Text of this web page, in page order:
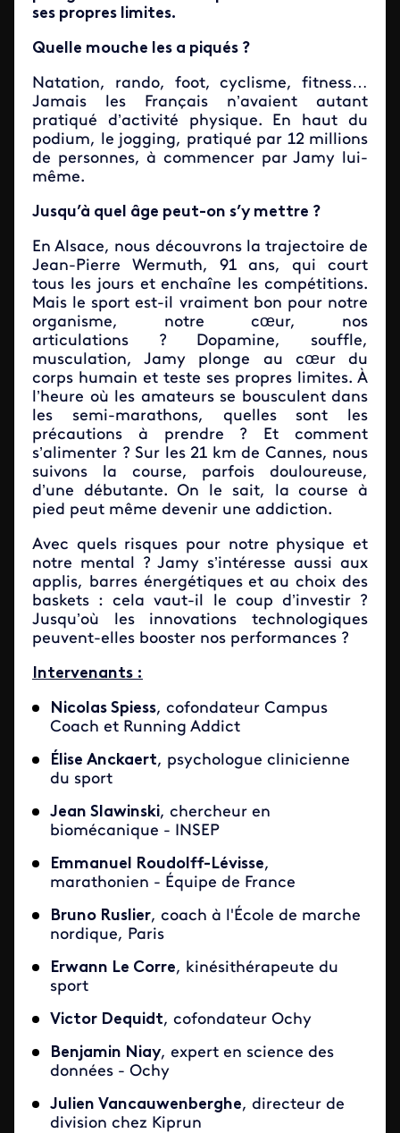
ses propres limites.
Quelle mouche les a piqués ?
Natation, rando, foot, cyclisme, fitness…
Jamais les Français n’avaient autant
pratiqué d’activité physique. En haut du
podium, le jogging, pratiqué par 12 millions
de personnes, à commencer par Jamy lui-
même.
Jusqu’à quel âge peut-on s’y mettre ?
En Alsace, nous découvrons la trajectoire de
Jean-Pierre Wermuth, 91 ans, qui court
tous les jours et enchaîne les compétitions.
Mais le sport est-il vraiment bon pour notre
organisme, notre cœur, nos
articulations ? Dopamine, souffle,
musculation, Jamy plonge au cœur du
corps humain et teste ses propres limites. À
l’heure où les amateurs se bousculent dans
les semi-marathons, quelles sont les
précautions à prendre ? Et comment
s’alimenter ? Sur les 21 km de Cannes, nous
suivons la course, parfois douloureuse,
d’une débutante. On le sait, la course à
pied peut même devenir une addiction.
Avec quels risques pour notre physique et
notre mental ? Jamy s’intéresse aussi aux
applis, barres énergétiques et au choix des
baskets : cela vaut-il le coup d’investir ?
Jusqu’où les innovations technologiques
peuvent-elles booster nos performances ?
Intervenants :
Nicolas Spiess, cofondateur Campus
Coach et Running Addict
Élise Anckaert, psychologue clinicienne
du sport
Jean Slawinski, chercheur en
biomécanique - INSEP
Emmanuel Roudolff-Lévisse,
marathonien - Équipe de France
Bruno Ruslier, coach à l'École de marche
nordique, Paris
Erwann Le Corre, kinésithérapeute du
sport
Victor Dequidt, cofondateur Ochy
Benjamin Niay, expert en science des
données - Ochy
Julien Vancauwenberghe, directeur de
division chez Kiprun